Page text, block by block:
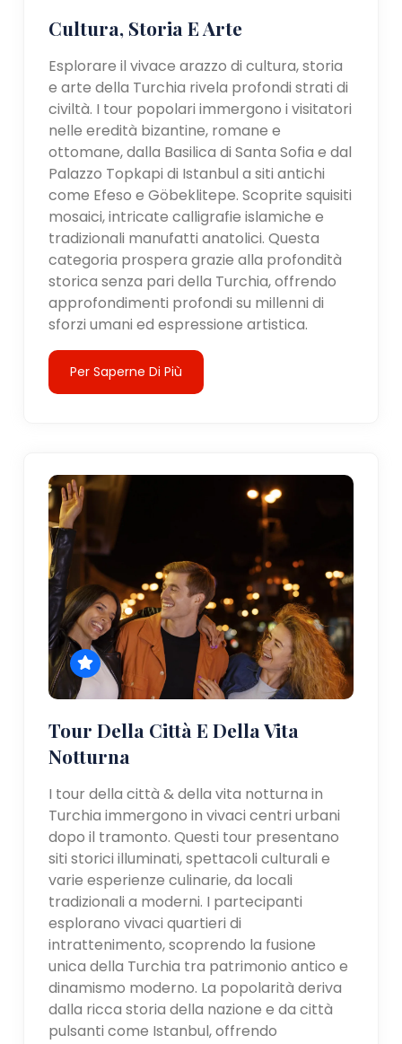
Cultura, Storia E Arte
Esplorare il vivace arazzo di cultura, storia
e arte della Turchia rivela profondi strati di
civiltà. I tour popolari immergono i visitatori
nelle eredità bizantine, romane e
ottomane, dalla Basilica di Santa Sofia e dal
Palazzo Topkapi di Istanbul a siti antichi
come Efeso e Göbeklitepe. Scoprite squisiti
mosaici, intricate calligrafie islamiche e
tradizionali manufatti anatolici. Questa
categoria prospera grazie alla profondità
storica senza pari della Turchia, offrendo
approfondimenti profondi su millenni di
sforzi umani ed espressione artistica.
Per Saperne Di Più
Tour Della Città E Della Vita
Notturna
I tour della città & della vita notturna in
Turchia immergono in vivaci centri urbani
dopo il tramonto. Questi tour presentano
siti storici illuminati, spettacoli culturali e
varie esperienze culinarie, da locali
tradizionali a moderni. I partecipanti
esplorano vivaci quartieri di
intrattenimento, scoprendo la fusione
unica della Turchia tra patrimonio antico e
dinamismo moderno. La popolarità deriva
dalla ricca storia della nazione e da città
pulsanti come Istanbul, offrendo